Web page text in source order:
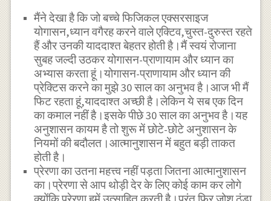
मैंने देखा है कि जो बच्चे फिजिकल एक्सरसाइज
योगासन,ध्यान वगैरह करने वाले एक्टिव,चुस्त-दुरुस्त रहते
हैं और उनकी याददाश्त बेहतर होती है।मैं स्वयं रोजाना
सुबह जल्दी उठकर योगासन-प्राणायाम और ध्यान का
अभ्यास करता हूं।योगासन-प्राणायाम और ध्यान की
प्रेक्टिस करने का मुझे 30 साल का अनुभव है।आज भी मैं
फिट रहता हूं,याददाश्त अच्छी है।लेकिन ये सब एक दिन
का कमाल नहीं है।इसके पीछे 30 साल का अनुभव है।यह
अनुशासन कायम है तो शुरू में छोटे-छोटे अनुशासन के
नियमों की बदौलत।आत्मानुशासन में बहुत बड़ी ताकत
होती है।
प्रेरणा का उतना महत्त्व नहीं पड़ता जितना आत्मानुशासन
का।प्रेरणा से आप थोड़ी देर के लिए कोई काम कर लोगे